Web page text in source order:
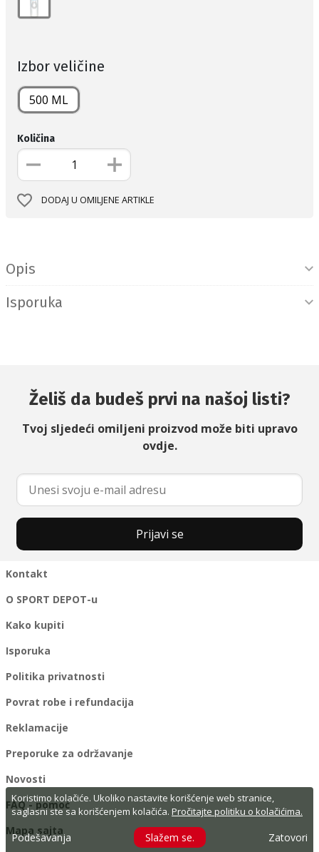
Koristimo kolačiće. Ukoliko nastavite korišćenje web stranice,
saglasni ste sa korišćenjem kolačića. Pročitajte politiku o kolačićima.
Podešavanja Slažem se. Zatovori
Izbor veličine
500 ML
Količina
DODAJ U OMILJENE ARTIKLE
Opis
Isporuka
Želiš da budeš prvi na našoj listi?
Tvoj sljedeći omiljeni proizvod može biti upravo
ovdje.
Prijavi se
Kontakt
O SPORT DEPOT-u
Kako kupiti
Isporuka
Politika privatnosti
Povrat robe i refundacija
Reklamacije
Preporuke za održavanje
Novosti
FAQ - pomoć
Mapa sajta